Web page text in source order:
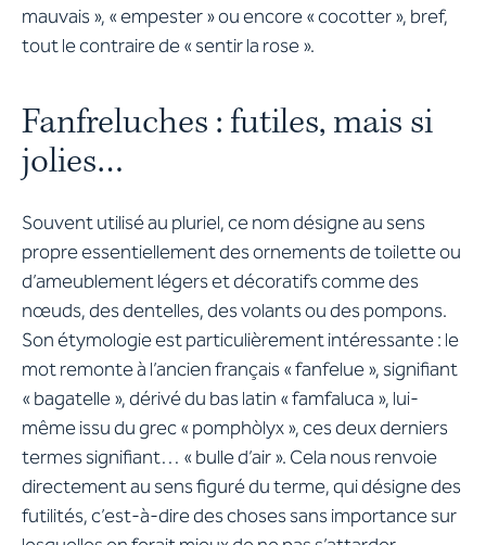
mauvais », « empester » ou encore « cocotter », bref,
tout le contraire de « sentir la rose ».
Fanfreluches : futiles, mais si
jolies…
Souvent utilisé au pluriel, ce nom désigne au sens
propre essentiellement des ornements de toilette ou
d’ameublement légers et décoratifs comme des
nœuds, des dentelles, des volants ou des pompons.
Son étymologie est particulièrement intéressante : le
mot remonte à l’ancien français « fanfelue », signifiant
« bagatelle », dérivé du bas latin « famfaluca », lui-
même issu du grec « pomphòlyx », ces deux derniers
termes signifiant… « bulle d’air ». Cela nous renvoie
directement au sens figuré du terme, qui désigne des
futilités, c’est-à-dire des choses sans importance sur